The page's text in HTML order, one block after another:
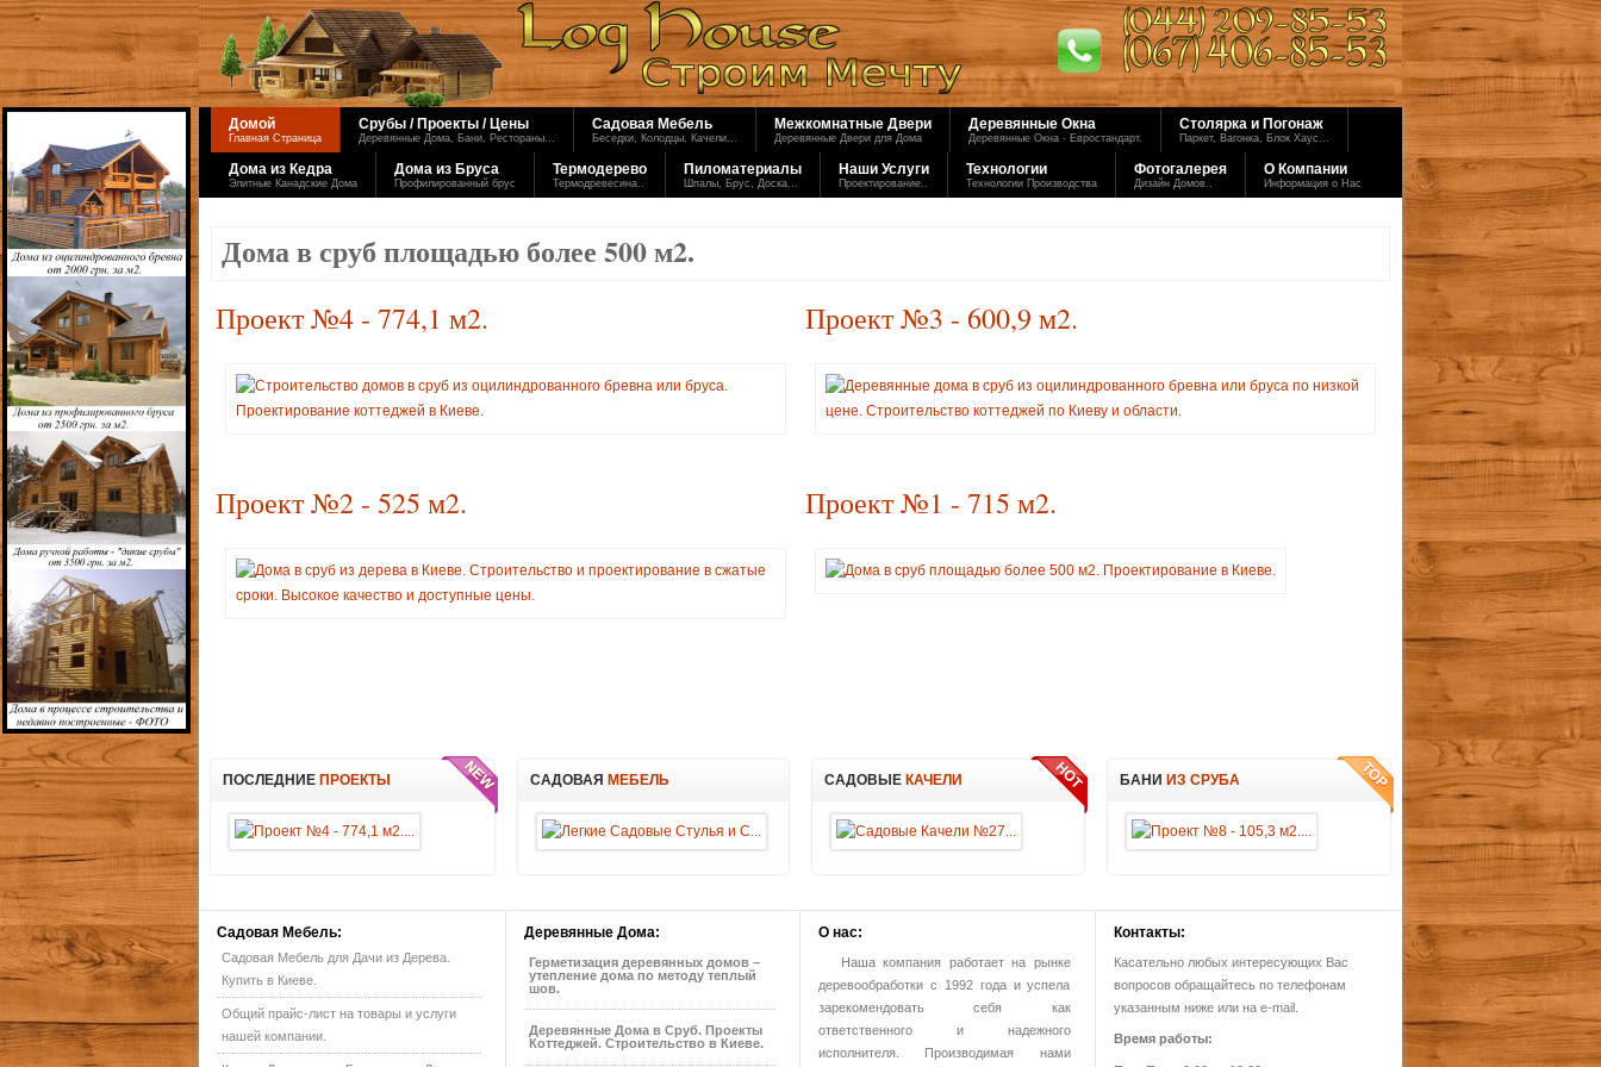
Домой
Главная Страница
Срубы / Проекты / Цены
Деревянные Дома, Бани, Рестораны...
Садовая Мебель
Беседки, Колодцы, Качели...
Межкомнатные Двери
Деревянные Двери для Дома
Деревянные Окна
Деревянные Окна - Евростандарт.
Столярка и Погонаж
Паркет, Вагонка, Блок Хаус...
Дома из Кедра
Элитные Канадские Дома
Дома из Бруса
Профилированный брус
Термодерево
Термодревесина..
Пиломатериалы
Шпалы, Брус, Доска...
Наши Услуги
Проектирование..
Технологии
Технологии Производства
Фотогалерея
Дизайн Домов..
О Компании
Информация о Нас
Дома в сруб площадью более 500 м2.
Проект №4 - 774,1 м2. Проект №3 - 600,9 м2.
Проект №2 - 525 м2. Проект №1 - 715 м2.
ПОСЛЕДНИЕ ПРОЕКТЫ САДОВАЯ МЕБЕЛЬ САДОВЫЕ КАЧЕЛИ БАНИ ИЗ СРУБА
Садовая Мебель:
Садовая Мебель для Дачи из Дерева.
Купить в Киеве.
Общий прайс-лист на товары и услуги
нашей компании.
ДеревянныеДома:
Герметизация деревянных домов –
утепление дома по методу теплый
шов.
Деревянные Дома в Сруб. Проекты
Коттеджей. Строительство в Киеве.
О нас:
Наша компания работает на рынке
деревообработки с 1992 года и успела
зарекомендовать себя как
ответственного и надежного
исполнителя. Производимая нами
Контакты:
Касательно любых интересующих Вас
вопросов обращайтесь по телефонам
указанным ниже или на e-mail.
Время работы: